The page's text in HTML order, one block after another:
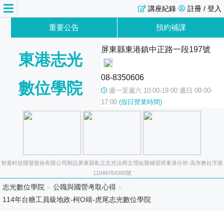
註冊 / 登入
講座紀錄
重要公告 預約補課
東港志光
數位學院
屏東縣東港鎮中正路一段197號
08-8350606
週一至週六 10:00-19:00 週日 09:00-
17:00 (假日營業時間)
智基科技開發股份有限公司附設屏東縣私立志光法商文理短期補習班東港分班-高市教社字第
11049764300號
志光數位學院 » 公職與國營考取心得 »
114年台糖工員級地政-柯O靖-虎尾志光數位學院